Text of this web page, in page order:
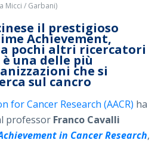
Micci / Garbani)
il prestigioso
Achievement,
pochi altri ricercatori
è una delle più
che si
sul cancro
for Cancer Research (AACR) ha
professor Franco Cavalli
in Cancer Research,